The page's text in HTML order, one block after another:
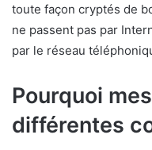
toute façon cryptés de
ne passent pas par
par le réseau
Pourquoi
différentes